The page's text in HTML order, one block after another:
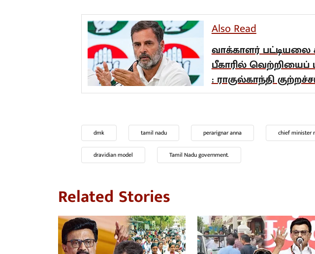
Also Read
வாக்காளர்
பீகாரில் வெற்றியைப்
: ராகுல்காந்தி
dmk tamil nadu perarignar anna chief minister
dravidian model Tamil Nadu government.
Related Stories